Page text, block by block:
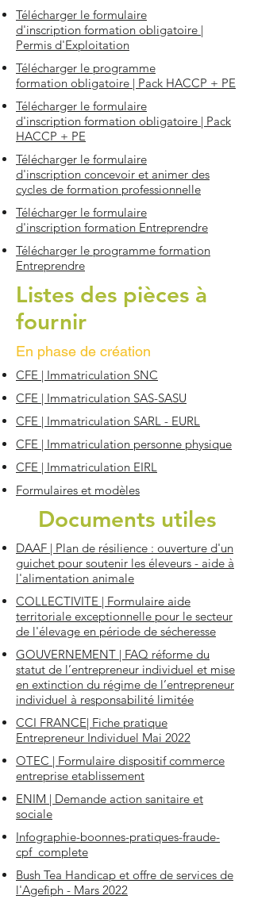
Télécharger le formulaire
d'inscription formation obligatoire |
Permis d'Exploitation
Télécharger le programme
formation obligatoire | Pack HACCP + PE
Télécharger le formulaire
d'inscription formation obligatoire | Pack
HACCP + PE
Télécharger le formulaire
d'inscription concevoir et animer des
cycles de formation professionnelle
Télécharger le formulaire
d'inscription formation Entreprendre
Télécharger le programme formation
Entreprendre
Listes des pièces à
fournir
En phase de création
CFE | Immatriculation SNC
CFE | Immatriculation SAS-SASU
CFE | Immatriculation SARL - EURL
CFE | Immatriculation personne physique
CFE | Immatriculation EIRL
Formulaires et modèles
Documents utiles
DAAF | Plan de résilience : ouverture d'un
guichet pour soutenir les éleveurs - aide à
l'alimentation animale
COLLECTIVITE | Formulaire aide
territoriale exceptionnelle pour le secteur
de l'élevage en période de sécheresse
GOUVERNEMENT | FAQ réforme du
statut de l’entrepreneur individuel et mise
en extinction du régime de l’entrepreneur
individuel à responsabilité limitée
CCI FRANCE| Fiche pratique
Entrepreneur Individuel Mai 2022
OTEC | Formulaire dispositif commerce
entreprise etablissement
ENIM | Demande action sanitaire et
sociale
Infographie-boonnes-pratiques-fraude-
cpf_complete
Bush Tea Handicap et offre de services de
l'Agefiph - Mars 2022